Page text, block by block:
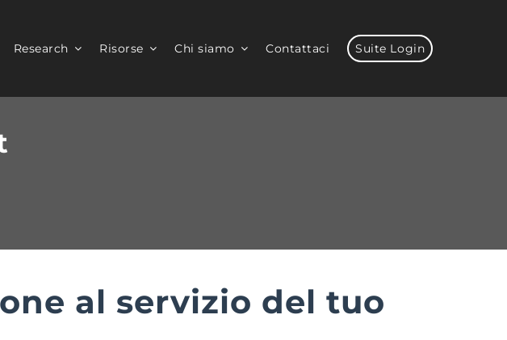
Research Risorse Chi siamo Contattaci Suite Login
al servizio del tuo